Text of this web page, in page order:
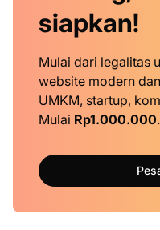
siapkan!
Mulai dari legalitas
website modern
UMKM, startup,
Mulai Rp1.000.000.